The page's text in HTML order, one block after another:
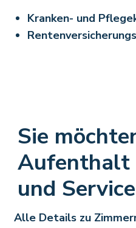
Kranken- und
Sie
Aufenthalt
und
Alle Details zu